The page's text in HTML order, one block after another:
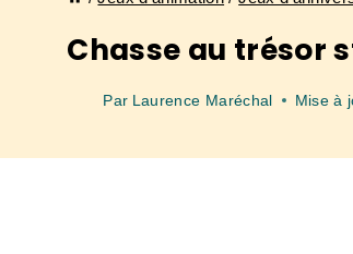
Chasse au trésor
Par Laurence Maréchal Mise à